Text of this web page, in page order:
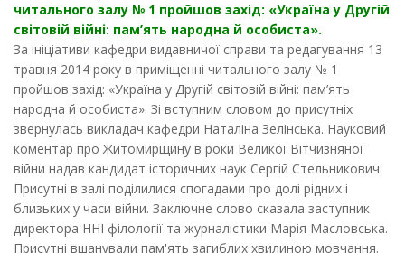
читального залу № 1 пройшов захід: «Україна у Другій
світовій війні: пам’ять народна й особиста».
За ініціативи кафедри видавничої справи та редагування 13
травня 2014 року в приміщенні читального залу № 1
пройшов захід: «Україна у Другій світовій війні: пам’ять
народна й особиста». Зі вступним словом до присутніх
звернулась викладач кафедри Наталіна Зелінська. Науковий
коментар про Житомирщину в роки Великої Вітчизняної
війни надав кандидат історичних наук Сергій Стельникович.
Присутні в залі поділилися спогадами про долі рідних і
близьких у часи війни. Заключне слово сказала заступник
директора ННІ філології та журналістики Марія Масловська.
Присутні вшанували пам'ять загиблих хвилиною мовчання.